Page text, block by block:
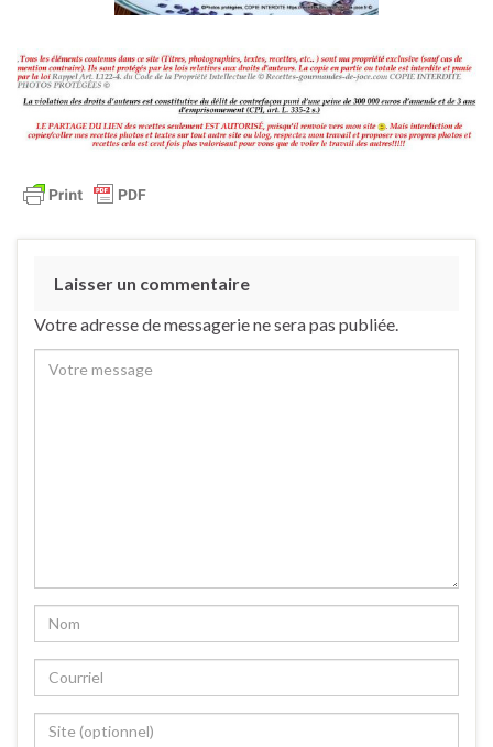
Laisser un commentaire
Votre adresse de messagerie ne sera pas publiée.